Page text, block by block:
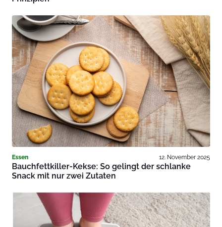
Essen 12. November 2025
Bauchfettkiller-Kekse: So gelingt der schlanke
Snack mit nur zwei Zutaten